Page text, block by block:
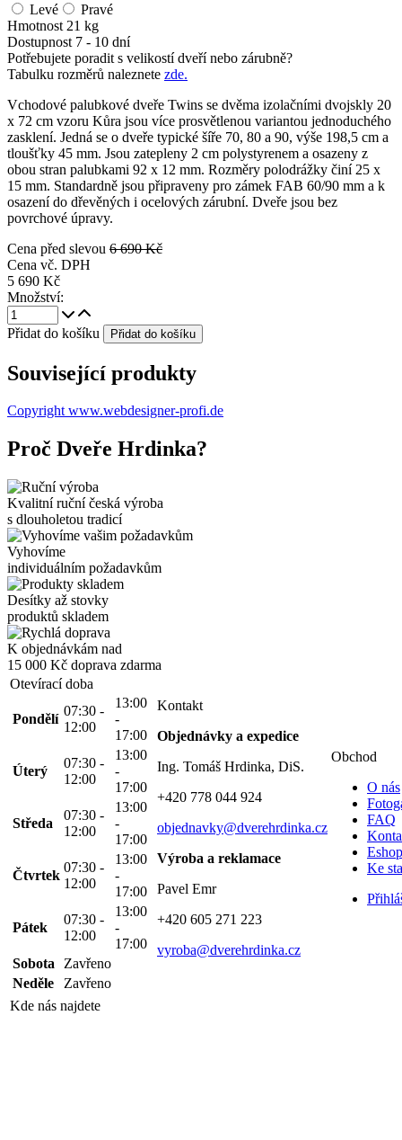
Levé
Pravé
Hmotnost 21 kg
Dostupnost 7 - 10 dní
Potřebujete poradit s velikostí dveří nebo zárubně?
Tabulku rozměrů naleznete zde.
Vchodové palubkové dveře Twins se dvěma izolačními dvojskly 20
x 72 cm vzoru Kůra jsou více prosvětlenou variantou jednoduchého
zasklení. Jedná se o dveře typické šíře 70, 80 a 90, výše 198,5 cm a
tloušťky 45 mm. Jsou zatepleny 2 cm polystyrenem a osazeny z
obou stran palubkami 92 x 12 mm. Rozměry polodrážky činí 25 x
15 mm. Standardně jsou připraveny pro zámek FAB 60/90 mm a k
osazení do dřevěných i ocelových zárubní. Dveře jsou bez
povrchové úpravy.
Cena před slevou 6 690 Kč
Cena vč. DPH
5 690 Kč
Množství:
Přidat do košíku
Související produkty
Copyright www.webdesigner-profi.de
Proč Dveře Hrdinka?
Kvalitní ruční česká výroba
s dlouholetou tradicí
Vyhovíme
individuálním požadavkům
Desítky až stovky
produktů skladem
K objednávkám nad
15 000 Kč doprava zdarma
Otevírací doba
Pondělí
07:30 -
12:00
13:00
-
17:00
Úterý
07:30 -
12:00
13:00
-
17:00
Středa
07:30 -
12:00
13:00
-
17:00
Čtvrtek
07:30 -
12:00
13:00
-
17:00
Pátek
07:30 -
12:00
13:00
-
17:00
Sobota
Zavřeno
Neděle
Zavřeno
Kontakt
Objednávky a expedice
Ing. Tomáš Hrdinka, DiS.
+420 778 044 924
objednavky@dverehrdinka.cz
Výroba a reklamace
Pavel Emr
+420 605 271 223
vyroba@dverehrdinka.cz
Obchod
O nás
FAQ
Eshop
Ke
Kde nás najdete